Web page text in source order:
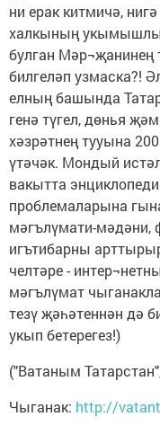
ни ерак китмичә,
халкының
булган Мәр¬җанинең
билгеләп узмаска?!
елның башында
генә түгел, дөнья
хәзрәтнең тууына
үтәчәк. Мондый
вакытта
проблемаларына
мәгълүмати-мәдәни,
игътибарны
челтәре -
мәгълүмат
тезү җәһәтеннән дә
укып бетерегез!)
("Ватаным
Чыганак: http://